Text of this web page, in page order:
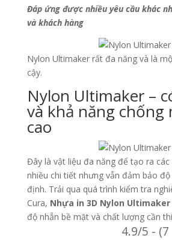
Đáp ứng được nhiều yêu cầu khác
và khách hàng
Nylon Ultimaker rất đa năng và là
cậy.
Nylon Ultimaker –
và khả năng chống
cao
Đây là vật liệu đa năng để tạo ra các
nhiều chi tiết nhưng vẫn đảm bảo
định. Trải qua quá trình kiểm tra
Cura, Nhựa in 3D Nylon Ultimaker
độ nhẵn bề mặt và chất lượng cần
4.9/5 -